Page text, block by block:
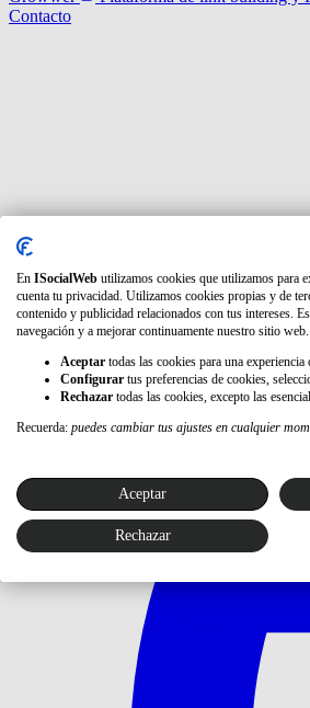
Contacto
En ISocialWeb utilizamos cookies que utilizamos para
cuenta tu privacidad. Utilizamos cookies propias y de
contenido y publicidad relacionados con tus intereses.
navegación y a mejorar continuamente nuestro sitio
Aceptar todas las cookies para una experiencia
Configurar tus preferencias de cookies,
Rechazar todas las cookies, excepto las
Recuerda: puedes cambiar tus ajustes en cualquier
Aceptar
Rechazar